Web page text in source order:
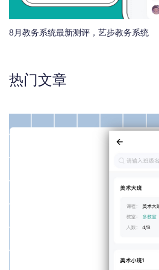
8月教务系统最新测评，艺步教务系统
热门文章